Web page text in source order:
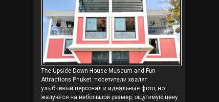
The Upside Down House Museum and Fun
Attractions Phuket: посетители хвалят
улыбчивый персонал и идеальные фото, но
жалуются на небольшой размер, ощутимую цену